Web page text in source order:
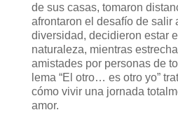
de sus casas, tomaron
afrontaron el desafío de salir
diversidad, decidieron estar
naturaleza, mientras
amistades por personas de
lema “El otro… es otro yo”
cómo vivir una jornada
amor.